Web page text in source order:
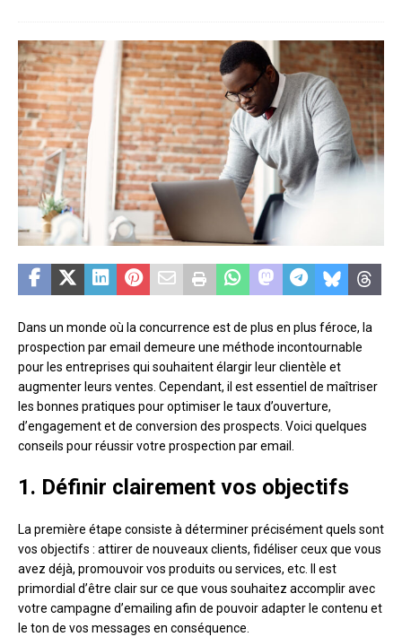
Dans un monde où la concurrence est de plus en plus féroce, la
prospection par email demeure une méthode incontournable
pour les entreprises qui souhaitent élargir leur clientèle et
augmenter leurs ventes. Cependant, il est essentiel de maîtriser
les bonnes pratiques pour optimiser le taux d’ouverture,
d’engagement et de conversion des prospects. Voici quelques
conseils pour réussir votre prospection par email.
1. Définir clairement vos objectifs
La première étape consiste à déterminer précisément quels sont
vos objectifs : attirer de nouveaux clients, fidéliser ceux que vous
avez déjà, promouvoir vos produits ou services, etc. Il est
primordial d’être clair sur ce que vous souhaitez accomplir avec
votre campagne d’emailing afin de pouvoir adapter le contenu et
le ton de vos messages en conséquence.